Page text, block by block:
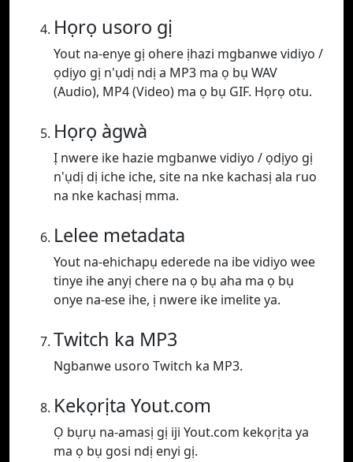
Họrọ usoro gị
Yout na-enye gị ohere ịhazi mgbanwe vidiyo /
ọdịyo gị n'ụdị ndị a MP3 ma ọ bụ WAV
(Audio), MP4 (Video) ma ọ bụ GIF. Họrọ otu.
Họrọ àgwà
Ị nwere ike hazie mgbanwe vidiyo / ọdịyo gị
n'ụdị dị iche iche, site na nke kachasị ala ruo
na nke kachasị mma.
Lelee metadata
Yout na-ehichapụ ederede na ibe vidiyo wee
tinye ihe anyị chere na ọ bụ aha ma ọ bụ
onye na-ese ihe, ị nwere ike imelite ya.
Twitch ka MP3
Ngbanwe usoro Twitch ka MP3.
Kekọrịta Yout.com
Ọ bụrụ na-amasị gị iji Yout.com kekọrịta ya
ma ọ bụ gosi ndị enyi gị.